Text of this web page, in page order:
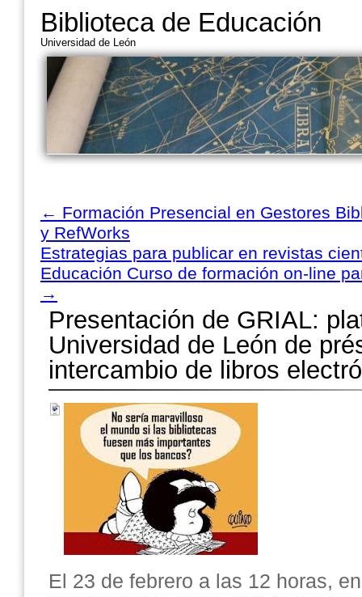
Biblioteca de Educación
Universidad de León
← Formación Presencial en Gestores
y RefWorks
Estrategias para publicar en revistas
Educación Curso de formación on-line
→
Presentación de GRIAL:
Universidad de León de
intercambio de libros
El 23 de febrero a las 12 horas,